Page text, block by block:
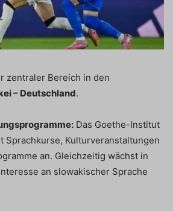
zentraler Bereich in den
– Deutschland.
Das Goethe-Institut
Sprachkurse, Kulturveranstaltungen
an. Gleichzeitig wächst in
an slowakischer Sprache